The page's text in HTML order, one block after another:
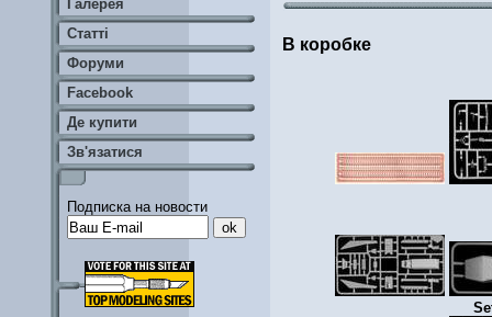
В коробке
Галерея
Статті
Форуми
Facebook
Де купити
Зв'язатися
Подписка на новости